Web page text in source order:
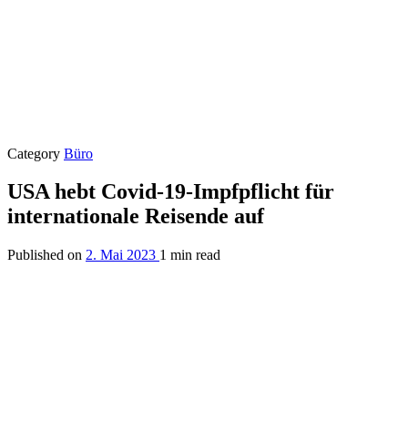
Category Büro
USA hebt Covid-19-Impfpflicht für
internationale Reisende auf
Published on 2. Mai 2023 1 min read